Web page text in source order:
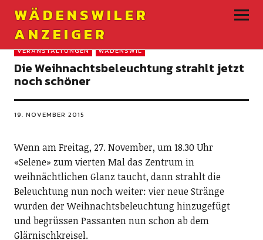
WÄDENSWILER
ANZEIGER
VERANSTALTUNGEN WÄDENSWIL
Die Weihnachtsbeleuchtung strahlt jetzt
noch schöner
19. NOVEMBER 2015
Wenn am Freitag, 27. November, um 18.30 Uhr
«Selene» zum vierten Mal das Zentrum in
weihnächtlichen Glanz taucht, dann strahlt die
Beleuchtung nun noch weiter: vier neue Stränge
wurden der Weihnachtsbeleuchtung hinzugefügt
und begrüssen Passanten nun schon ab dem
Glärnischkreisel.